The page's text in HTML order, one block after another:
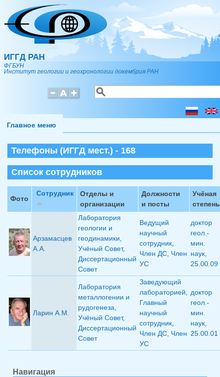
Перейти к основному содержанию
ИГГД РАН
ФГБУН
Институт геологии и геохронологии докембрия РАН
Форма поиска
Поиск
Главное меню
Телефоны (ИГГД мест.) - 168
Список сотрудников
Фото
Сотрудник
Отделы и
организации
Должности
и посты
Учёная
степень
Арзамасцев
А.А.
Лаборатория
геологии и
геодинамики,
Учёный Совет,
Диссертационный
Совет
Ведущий
научный
сотрудник,
Член ДС, Член
УС
доктор
геол.-
мин.
наук,
25.00.09
Ларин А.М.
Лаборатория
металлогении и
рудогенеза,
Учёный Совет,
Диссертационный
Совет
Заведующий
лабораторией,
Главный
научный
сотрудник,
Член ДС, Член
УС
доктор
геол.-
мин.
наук,
25.00.01
Навигация